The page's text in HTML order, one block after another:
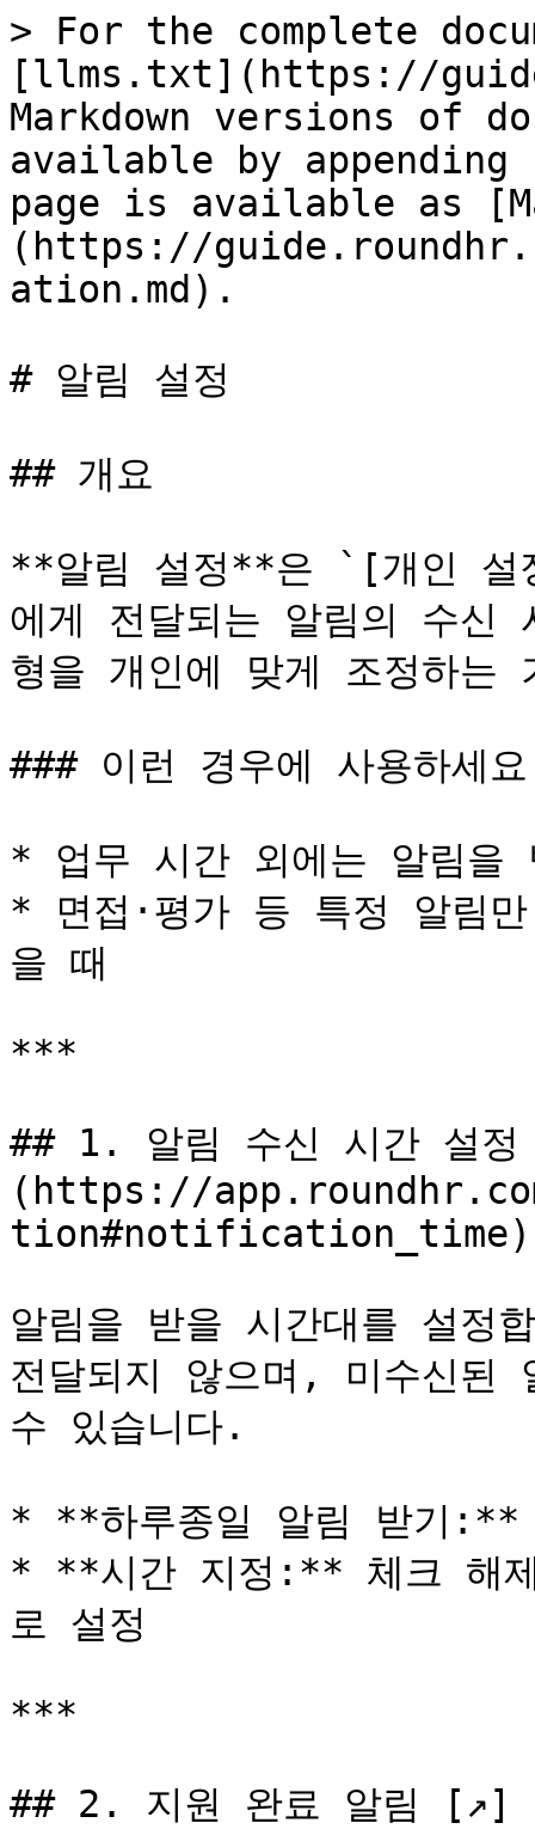
> For the complete
[llms.txt](https://
Markdown versions of
available by
page is available as
(https://
ation.md).
# 알림 설정
## 개요
**알림 설정**은 `[개인
에게 전달되는 알림의 수신
형을 개인에 맞게 조정하는
### 이런 경우에 사용하세요
* 업무 시간 외에는 알림을
* 면접·평가 등 특정 알림
을 때
***
## 1. 알림 수신 시간 설
(https://
tion#notification_time)
알림을 받을 시간대를 설정
전달되지 않으며, 미수신된
수 있습니다.
* **하루종일 알림 받기:**
* **시간 지정:** 체크 해
로 설정
***
## 2. 지원 완료 알림 [↗]